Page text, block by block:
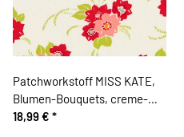
Patchworkstoff MISS KATE,
Blumen-Bouquets, creme-
lachsrosa, Moda Fabrics
18,99 € *